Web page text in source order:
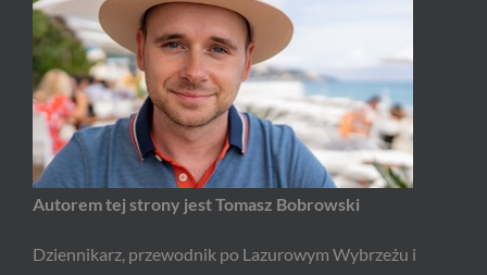
Autorem tej strony jest Tomasz Bobrowski
Dziennikarz, przewodnik po Lazurowym Wybrzeżu i